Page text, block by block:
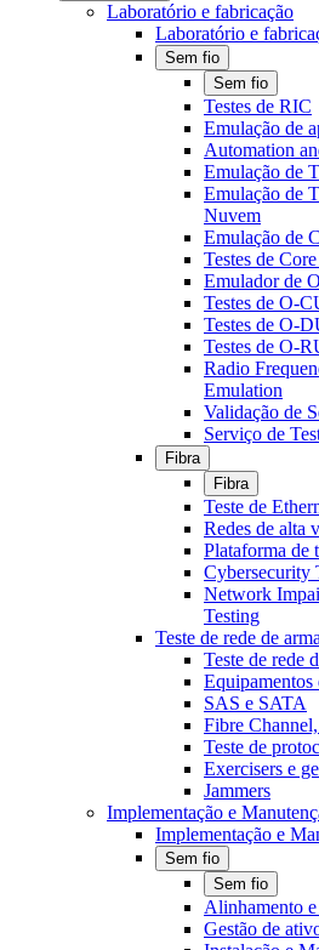
Laboratório e fabricação
Laboratório e
Sem fio
Sem fio
Testes de RIC
Emulação de
Automation
Emulação de
Emulação de
Nuvem
Emulação de
Testes de
Emulador de
Testes de O-
Testes de O-
Testes de O-
Radio
Emulation
Validação de
Serviço de
Fibra
Fibra
Teste de
Redes de alta
Plataforma de
Cybersecurity
Network
Testing
Teste de rede de
Teste de rede
Equipamentos
SAS e SATA
Fibre
Teste de
Exercisers e
Jammers
Implementação e
Implementação e
Sem fio
Sem fio
Alinhamento
Gestão de